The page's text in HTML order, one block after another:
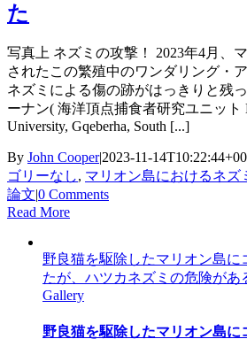
た
写真上 ネズミの攻撃！ 2023年4月、
されたこの繁殖中のワンダリング・
ネズミによる傷の跡がはっきりと残
ーナン( 海洋頂点捕食者研究ユニット
University, Gqeberha, South [...]
By John Cooper|2023-11-
ゴリーなし, マリオン島におけるネズ
論文|0 Comments
Read More
野良猫を駆除したマリオン島に
たが、ハツカネズミの危険があ
Gallery
野良猫を駆除したマリオン島に